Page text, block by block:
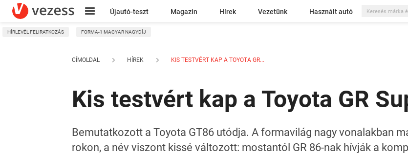
Újautó-teszt Magazin Hírek Vezetünk Használt autó
Kresz
HÍRLEVÉL FELIRATKOZÁS FORMA-1 MAGYAR NAGYDÍJ
CÍMOLDAL HÍREK KIS TESTVÉRT KAP A TOYOTA GR...
Kis testvért kap a Toyota GR
Bemutatkozott a Toyota GT86 utódja. A formavilág nagy vonalakban
rokon, a név viszont kissé változott: mostantól GR 86-nak hívják a